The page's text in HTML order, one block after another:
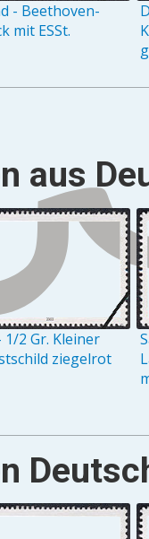
- Beethoven-
mit ESSt.
aus
1/2 Gr. Kleiner
ziegelrot